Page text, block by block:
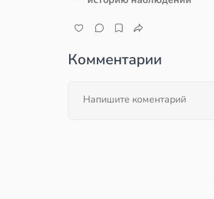
Комментарии